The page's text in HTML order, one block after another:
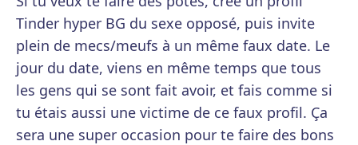
Tinder hyper BG du sexe opposé, puis invite
plein de mecs/meufs à un même faux date. Le
jour du date, viens en même temps que tous
les gens qui se sont fait avoir, et fais comme si
tu étais aussi une victime de ce faux profil. Ça
sera une super occasion pour te faire des bons